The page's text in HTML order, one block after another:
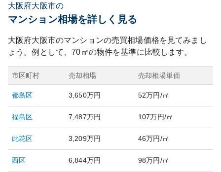
大阪府大阪市の
マンション相場を詳しく見る
大阪府大阪市のマンションの売買相場価格を見てみまし
ょう。例として、70㎡の物件を基準に比較します。
市区町村 売却相場 売却相場単価
都島区 3,650万円 52万円/㎡
福島区 7,487万円 107万円/㎡
此花区 3,209万円 46万円/㎡
西区 6,844万円 98万円/㎡